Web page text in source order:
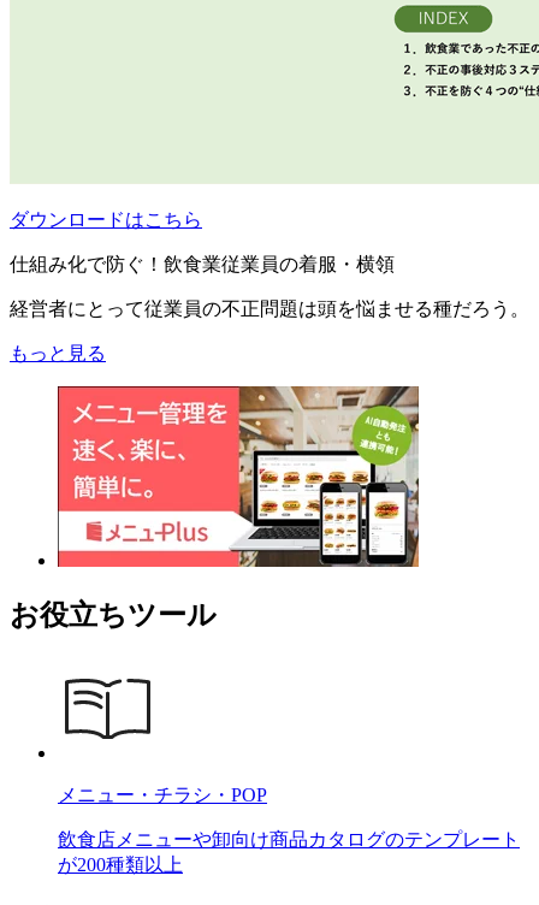
ダウンロードはこちら
仕組み化で防ぐ！飲食業従業員の着服・横領
経営者にとって従業員の不正問題は頭を悩ませる種だろう。
もっと見る
お役立ちツール
メニュー・チラシ・POP
飲食店メニューや卸向け商品カタログのテンプレート
が200種類以上